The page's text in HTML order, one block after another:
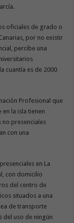
oficiales de grado o
por no existir
percibe una
cuantía es de 2000
Profesional que
la isla tienen
no presenciales
con una
en La
con domicilio
del centro de
situados a una
de transporte
del uso de ningún